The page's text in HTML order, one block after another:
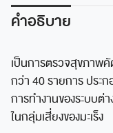
คำอธิบาย
เป็นการตรวจสุขภาพ
กว่า 40 รายการ ประ
การทำงานของระบบต่
ในกลุ่มเสี่ยงของมะเร็ง